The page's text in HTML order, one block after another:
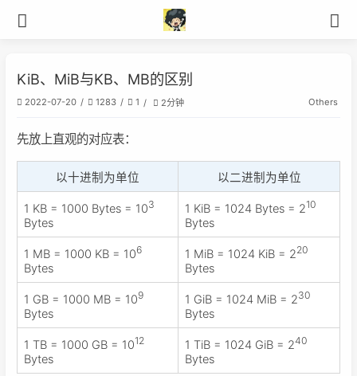
KiB、MiB与KB、MB的区别
2022-07-20 1283 1 2分钟 Others
先放上直观的对应表：
以十进制为单位 以二进制为单位
1 KB = 1000 Bytes = 103
Bytes
1 KiB = 1024 Bytes = 210
Bytes
1 MB = 1000 KB = 106
Bytes
1 MiB = 1024 KiB = 220
Bytes
1 GB = 1000 MB = 109
Bytes
1 GiB = 1024 MiB = 230
Bytes
1 TB = 1000 GB = 1012
Bytes
1 TiB = 1024 GiB = 240
Bytes